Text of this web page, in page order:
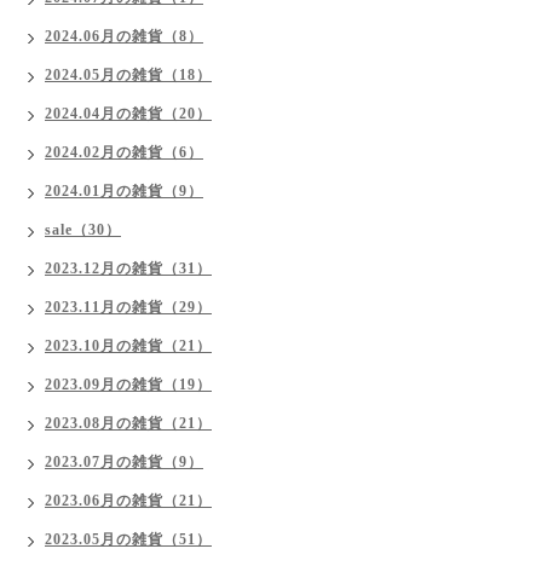
2024.06月の雑貨（8）
2024.05月の雑貨（18）
2024.04月の雑貨（20）
2024.02月の雑貨（6）
2024.01月の雑貨（9）
sale（30）
2023.12月の雑貨（31）
2023.11月の雑貨（29）
2023.10月の雑貨（21）
2023.09月の雑貨（19）
2023.08月の雑貨（21）
2023.07月の雑貨（9）
2023.06月の雑貨（21）
2023.05月の雑貨（51）